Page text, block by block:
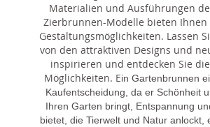
Materialien und Ausführungen
Zierbrunnen-Modelle bieten Ihnen
Gestaltungsmöglichkeiten. Lassen
von den attraktiven Designs und
inspirieren und entdecken Sie
Möglichkeiten. Ein Gartenbrunnen
Kaufentscheidung, da er Schönheit
Ihren Garten bringt, Entspannung
bietet, die Tierwelt und Natur anlockt,